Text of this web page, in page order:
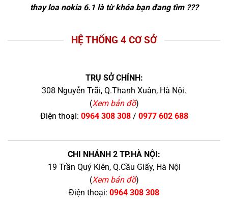
thay loa nokia 6.1là từ khóa bạn đang tìm ???
HỆ THỐNG 4 CƠ SỞ
TRỤ SỞ CHÍNH:
308 Nguyễn Trãi, Q.Thanh Xuân, Hà Nội.
(Xem bản đồ)
Điện thoại: 0964 308 308/ 0977 602 688
CHI NHÁNH 2 TP.HÀ NỘI:
19 Trần Quý Kiên, Q.Cầu Giấy, Hà Nội
(Xem bản đồ)
Điện thoại: 0964 308 308